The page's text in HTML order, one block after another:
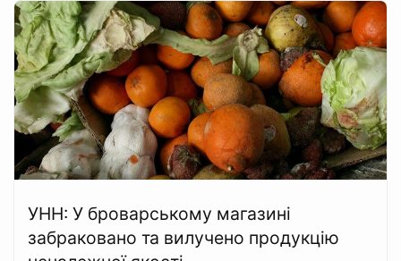
УНН: У броварському магазині
забраковано та вилучено продукцію